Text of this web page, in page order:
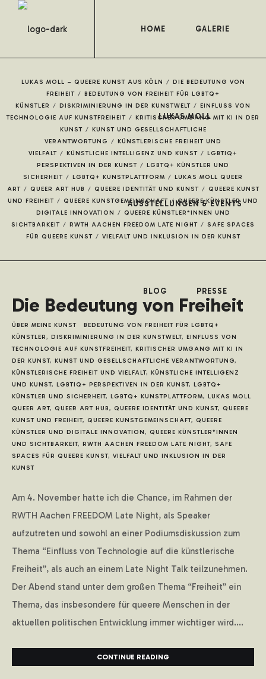
HOME GALERIE
LUKAS MOLL
AUSSTELLUNGEN & EVENTS
BLOG PRESSE
LUKAS MOLL – QUEERE KUNST AUS KÖLN / DIE BEDEUTUNG VON
FREIHEIT / BEDEUTUNG VON FREIHEIT FÜR LGBTQ+
KÜNSTLER / DISKRIMINIERUNG IN DER KUNSTWELT / EINFLUSS VON
TECHNOLOGIE AUF KUNSTFREIHEIT / KRITISCHER UMGANG MIT KI IN DER
KUNST / KUNST UND GESELLSCHAFTLICHE
VERANTWORTUNG / KÜNSTLERISCHE FREIHEIT UND
VIELFALT / KÜNSTLICHE INTELLIGENZ UND KUNST / LGBTIQ+
PERSPEKTIVEN IN DER KUNST / LGBTQ+ KÜNSTLER UND
SICHERHEIT / LGBTQ+ KUNSTPLATTFORM / LUKAS MOLL QUEER
ART / QUEER ART HUB / QUEERE IDENTITÄT UND KUNST / QUEERE KUNST
UND FREIHEIT / QUEERE KUNSTGEMEINSCHAFT / QUEERE KÜNSTLER UND
DIGITALE INNOVATION / QUEERE KÜNSTLER*INNEN UND
SICHTBARKEIT / RWTH AACHEN FREEDOM LATE NIGHT / SAFE SPACES
FÜR QUEERE KUNST / VIELFALT UND INKLUSION IN DER KUNST
Die Bedeutung von Freiheit
ÜBER MEINE KUNST
BEDEUTUNG VON FREIHEIT FÜR LGBTQ+
KÜNSTLER, DISKRIMINIERUNG IN DER KUNSTWELT, EINFLUSS VON
TECHNOLOGIE AUF KUNSTFREIHEIT, KRITISCHER UMGANG MIT KI IN
DER KUNST, KUNST UND GESELLSCHAFTLICHE VERANTWORTUNG,
KÜNSTLERISCHE FREIHEIT UND VIELFALT, KÜNSTLICHE INTELLIGENZ
UND KUNST, LGBTIQ+ PERSPEKTIVEN IN DER KUNST, LGBTQ+
KÜNSTLER UND SICHERHEIT, LGBTQ+ KUNSTPLATTFORM, LUKAS MOLL
QUEER ART, QUEER ART HUB, QUEERE IDENTITÄT UND KUNST, QUEERE
KUNST UND FREIHEIT, QUEERE KUNSTGEMEINSCHAFT, QUEERE
KÜNSTLER UND DIGITALE INNOVATION, QUEERE KÜNSTLER*INNEN
UND SICHTBARKEIT, RWTH AACHEN FREEDOM LATE NIGHT, SAFE
SPACES FÜR QUEERE KUNST, VIELFALT UND INKLUSION IN DER
KUNST
Am 4. November hatte ich die Chance, im Rahmen der
RWTH Aachen FREEDOM Late Night, als Speaker
aufzutreten und sowohl an einer Podiumsdiskussion zum
Thema “Einfluss von Technologie auf die künstlerische
Freiheit”, als auch an einem Late Night Talk teilzunehmen.
Der Abend stand unter dem großen Thema “Freiheit” ein
Thema, das insbesondere für queere Menschen in der
aktuellen politischen Entwicklung immer wichtiger wird....
CONTINUE READING